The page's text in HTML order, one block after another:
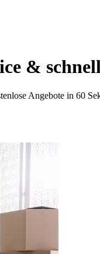
&
Angebote in 60